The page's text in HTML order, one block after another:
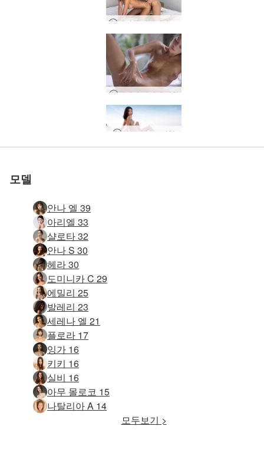
에미와 나탈리아 휴가 중인 여자친구
멜레나 마리아 자위
히로미 누드 비치
포핸즈 마스크 요니 마사지
안나 엘 셀프 러브
Alina의 하루, Lviv, 우크라이나 파트 1
세계 1위 에로틱 사이트
우리와 함께하세
요
처음으로 오르가슴 마사지
임상 에로틱 마사지
Go West Young Girl
캐서리나 면도 세션
여자 그림 히로미
사랑의 손 마사지
세계 1위 에로틱 사이트
우리와 함께하세
요
A Day In The Life of Magen, 방콕, 태국
마리카 면도 및 물총
에반젤리나 질 숭배
히로미 누드 모델링
Gia 샤워 면도 솔로 섹스
열대 탄트라 마사지
아만다와 캐서리나 레즈비언 스트랩 마사지
클로이 누드 비치
Dominika C 오르가즘 음모 놀이 마사지
에로틱 플렉시 마사지
세계 1위 에로틱 사이트
우리와 함께하세
요
자위 마사지
4 배려 손 마사지
오르가즘 마사지 잠금 해제
클로버 크레이지 클라이막스 챌린지
실험적인 에로틱 마사지
제시 면도 음부
세계 1위 에로틱 사이트
우리와 함께하세
요
소완 지성 바디안나 L 여성 히스테리 치료
다중 물총 마사지
본디지 플레이 마사지
Ariel Marika Melena Mira 4 누드 비치 님프
안나 l과 대니 해피 엔딩 마사지
세계 1위 에로틱 사이트
우리와 함께하세
요
캐서리나 에보니 에로티카
모델
안나 엘 39
아리엘 33
샬로타 32
안나 S 30
헤라 30
도미니카 C 29
에밀리 25
발레리 23
세레나 엘 21
플로라 17
잉가 16
키키 16
실비 16
아무 몰로코 15
나탈리아 A 14
모두보기 >